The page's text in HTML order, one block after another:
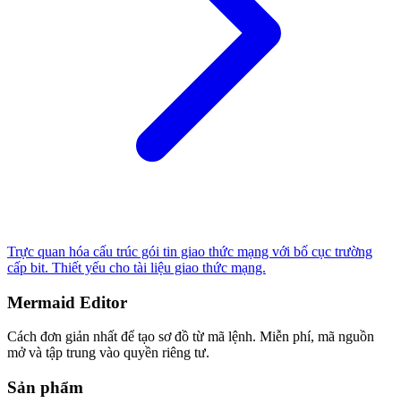
Trực quan hóa cấu trúc gói tin giao thức mạng với bố cục trường
cấp bit. Thiết yếu cho tài liệu giao thức mạng.
Mermaid Editor
Cách đơn giản nhất để tạo sơ đồ từ mã lệnh. Miễn phí, mã nguồn
mở và tập trung vào quyền riêng tư.
Sản phẩm